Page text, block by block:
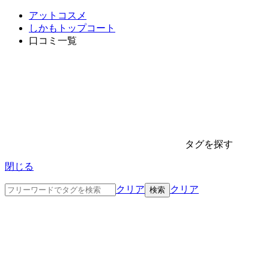
アットコスメ
しかもトップコート
口コミ一覧
タグを探す
閉じる
クリア クリア